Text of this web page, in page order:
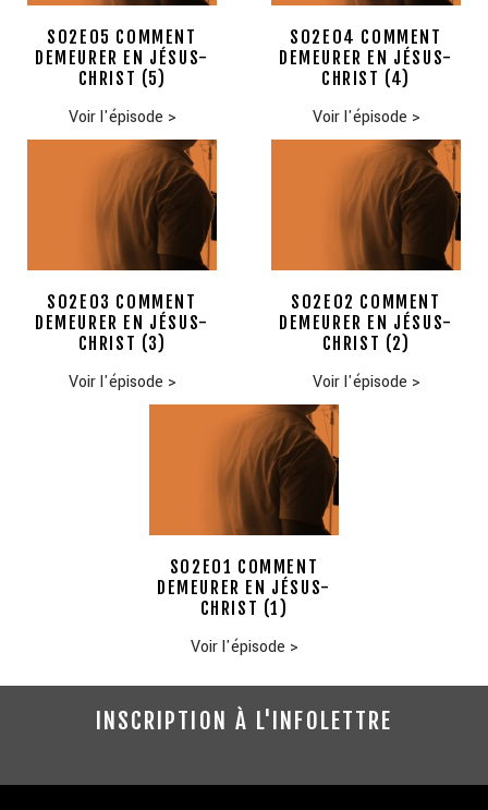
S02E05 COMMENT
DEMEURER EN JÉSUS-
CHRIST (5)
Voir l'épisode >
S02E04 COMMENT
DEMEURER EN JÉSUS-
CHRIST (4)
Voir l'épisode >
S02E03 COMMENT
DEMEURER EN JÉSUS-
CHRIST (3)
Voir l'épisode >
S02E02 COMMENT
DEMEURER EN JÉSUS-
CHRIST (2)
Voir l'épisode >
S02E01 COMMENT
DEMEURER EN JÉSUS-
CHRIST (1)
Voir l'épisode >
INSCRIPTION À L'INFOLETTRE